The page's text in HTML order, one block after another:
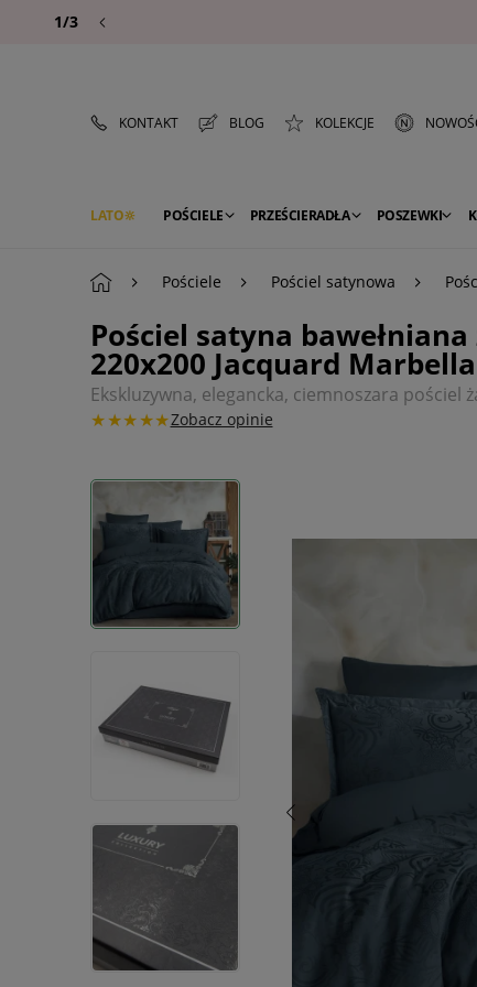
1/3
KONTAKT BLOG KOLEKCJE
LATO POŚCIELE PRZEŚCIERADŁA POSZEWKI
Pościele Pościel satynowa
Pościel satyna
220x200 Jacquard Marbella
Ekskluzywna, elegancka, ciemnoszara
★★★★★Zobacz opinie